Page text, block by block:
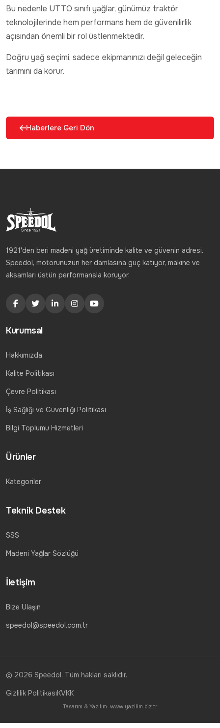
Bu nedenle UTTO sınıfı yağlar, günümüz traktör
teknolojilerinde hem performans hem de güvenilirlik
açısından önemli bir rol üstlenmektedir.
Doğru yağ seçimi, sadece ekipmanınızı değil geleceğin
tarımını da korur.
Haberlere Geri Dön
1921'den beri madeni yağ üretiminde kalite ve güvenin adresi.
Speedol, motorunuzun her damlasına güç katıyor, makine ve
aksamları üstün performansla koruyor.
Kurumsal
Hakkımızda
Kalite Politikası
Çevre Politikası
İş Sağlığı ve Güvenliği Politikası
Bilgi Toplumu Hizmetleri
Ürünler
Kategoriler
Teknik Destek
SSS
Madeni Yağlar Sözlüğü
İletişim
Bize Ulaşın
speedol@speedol.com.tr
© 2026 Speedol. Tüm hakları saklıdır.
Gizlilik PolitikasıKVKK
Tasarım & Yazılım: www.yazilim.biz.tr